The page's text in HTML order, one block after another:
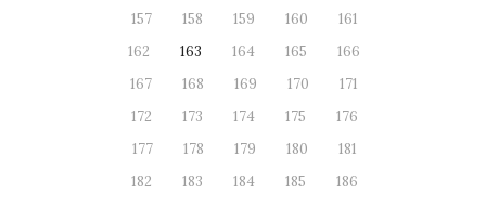
157
158 159 160
161
162
163 164 165
166
167
168 169 170
171
172
173 174 175
176
177
178 179 180
181
182
183 184 185
186